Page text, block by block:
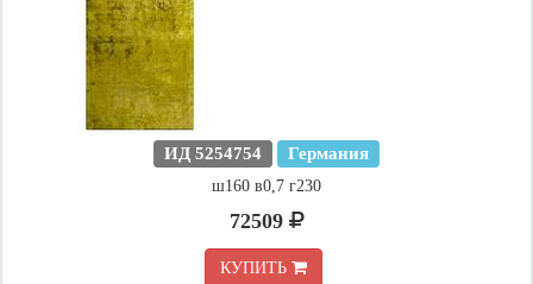
ИД 5254754 Германия
ш160 в0,7 г230
72509
КУПИТЬ